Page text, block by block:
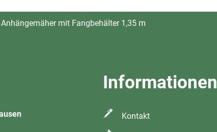
mit Fangbehälter 1,35 m
Informationen
Kontakt